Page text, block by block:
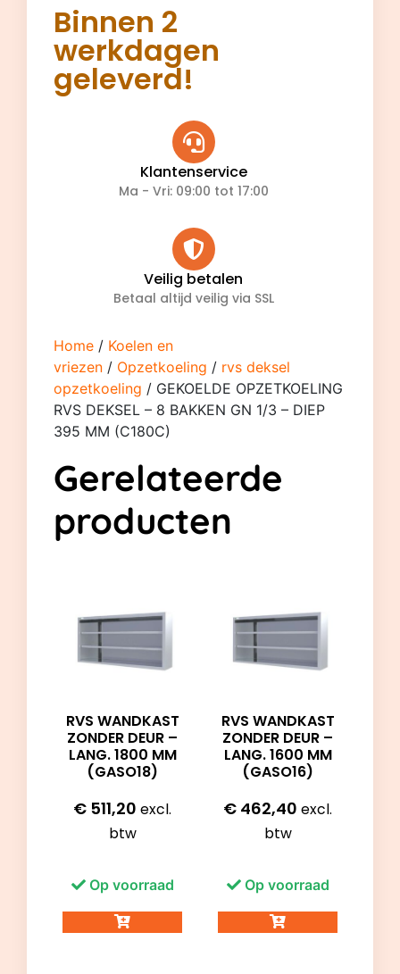
Binnen 2
werkdagen
geleverd!
Klantenservice
Ma - Vri: 09:00 tot 17:00
Veilig betalen
Betaal altijd veilig via SSL
Home / Koelen en
vriezen / Opzetkoeling / rvs deksel
opzetkoeling / GEKOELDE OPZETKOELING
RVS DEKSEL – 8 BAKKEN GN 1/3 – DIEP
395 MM (C180C)
Gerelateerde
producten
RVS WANDKAST
ZONDER DEUR –
LANG. 1800 MM
(GASO18)
€ 511,20 excl.
btw
Op voorraad
RVS WANDKAST
ZONDER DEUR –
LANG. 1600 MM
(GASO16)
€ 462,40 excl.
btw
Op voorraad